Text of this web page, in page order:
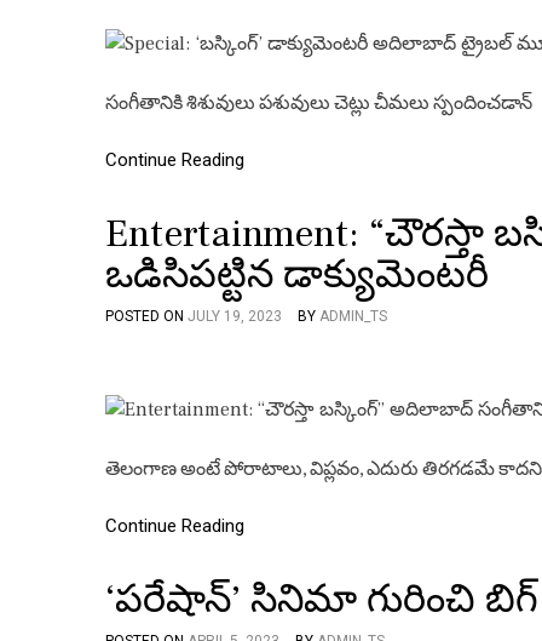
సంగీతానికి శిశువులు పశువులు చెట్లు చీమలు స్పందించడాన్
Continue Reading
Entertainment: “చౌరస్తా
ఒడిసిపట్టిన డాక్యుమెంటరీ
POSTED ON JULY 19, 2023 BY ADMIN_TS
తెలంగాణ అంటే పోరాటాలు, విప్లవం, ఎదురు తిరగడమే
Continue Reading
‘పరేషాన్’ సినిమా గురించి